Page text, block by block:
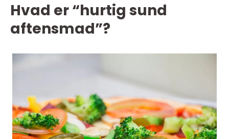
Hvad er “hurtig sund
aftensmad”?